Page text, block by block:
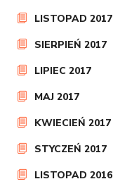
LISTOPAD 2017
SIERPIEŃ 2017
LIPIEC 2017
MAJ 2017
KWIECIEŃ 2017
STYCZEŃ 2017
LISTOPAD 2016